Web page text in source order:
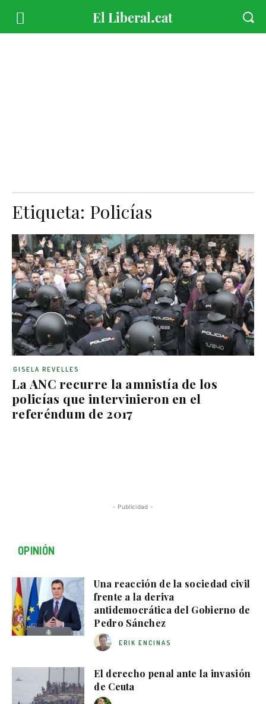
Etiqueta: Policías
La ANC recurre la amnistía de los
policías que intervinieron en el
referéndum de 2017
GISELA REVELLES
- Publicidad -
OPINIÓN
Una reacción de la sociedad civil
frente a la deriva
antidemocrática del Gobierno de
Pedro Sánchez
ERIK ENCINAS
El derecho penal ante la invasión
de Ceuta